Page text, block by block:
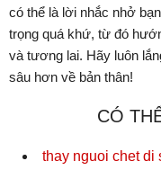
có thể là lời nhắc nhở
trọng quá khứ, từ đó
và tương lai. Hãy luôn
sâu hơn về bản thân!
CÓ
thay nguoi chet di